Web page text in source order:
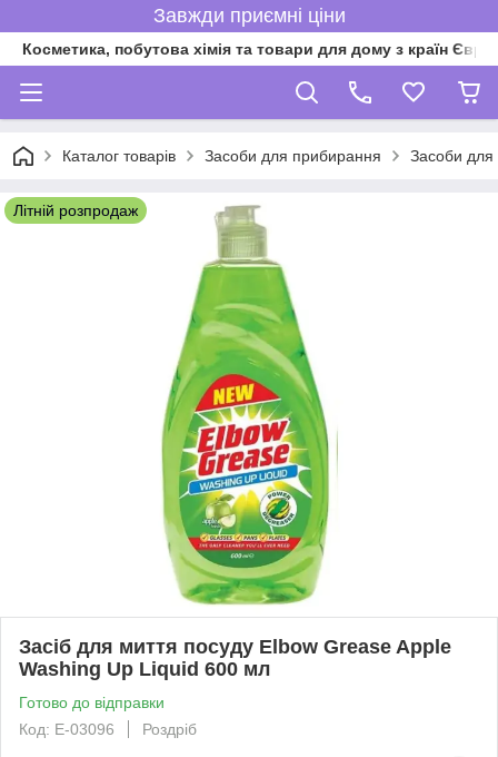
Завжди приємні ціни
Косметика, побутова хімія та товари для дому з країн
Каталог товарів Засоби для прибирання Засоби для
Літній розпродаж
Засіб для миття посуду Elbow Grease Apple
Washing Up Liquid 600 мл
Готово до відправки
Код: Е-03096
Роздріб